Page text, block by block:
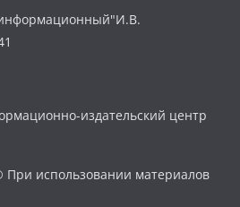
информационный"И.В.
издательский центр
использовании материалов